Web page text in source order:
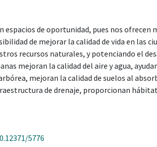
espacios de oportunidad, pues nos ofrecen
de mejorar la calidad de vida en las
recursos naturales, y potenciando el
mejoran la calidad del aire y agua,
mejoran la calidad de suelos al
de drenaje, proporcionan
5776